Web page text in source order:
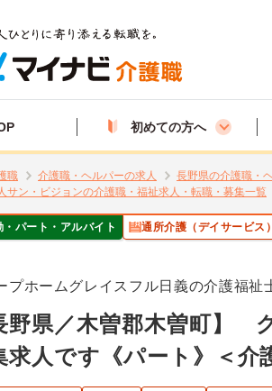
初めての方へ
職 介護職・ヘルパーの求人 長野県の介護職・
サン・ビジョンの介護職・福祉求人・転職・募集一覧
・パート・アルバイト 通所介護（デイサービス）
プホームグレイスフル日義の介護福祉
野県／木曽郡木曽町】
求人です《パート》＜介